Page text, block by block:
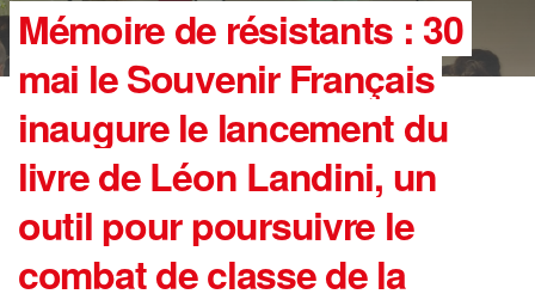
Mémoire de résistants : 30
mai le Souvenir Français
inaugure le lancement du
livre de Léon Landini, un
outil pour poursuivre le
combat de classe de la